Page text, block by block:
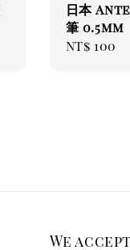
日本
筆 0.5mm
Regular
NT$ 100
We accept